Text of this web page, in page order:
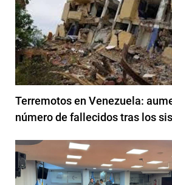
Terremotos en Venezuela:
número de fallecidos tras los